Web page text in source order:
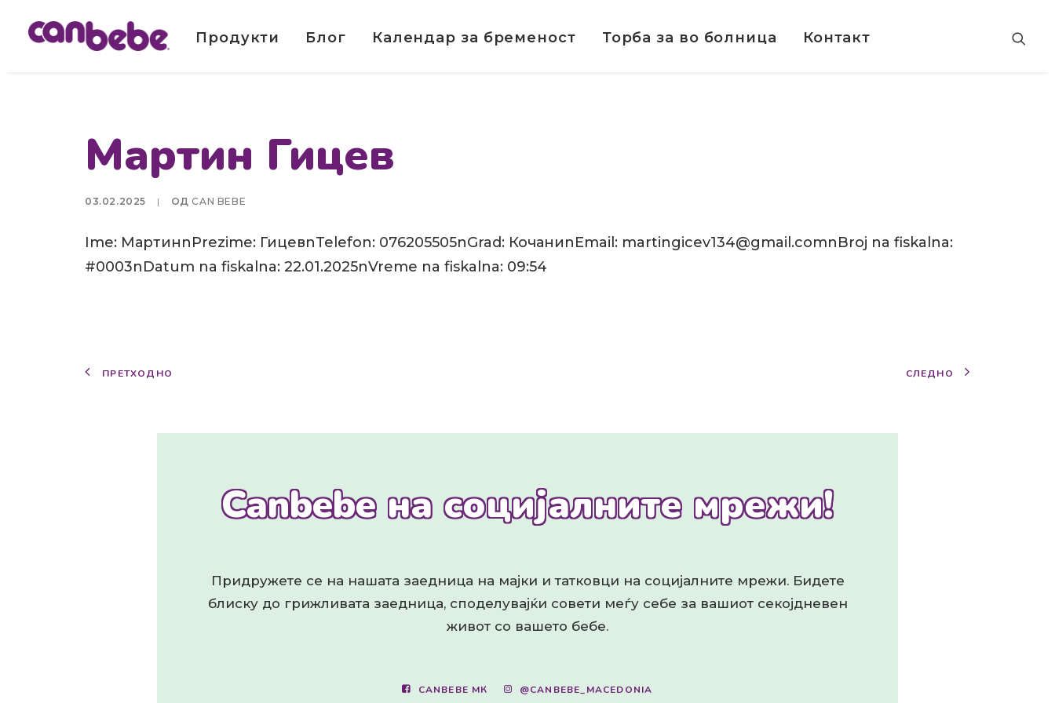
Продукти Блог Календар за бременост Торба за во болница Контакт
Мартин Гицев
03.02.2025 | ОД CAN BEBE
Ime: МартинnPrezime: ГицевnTelefon: 076205505nGrad: КочаниnEmail: martingicev134@gmail.comnBroj na fiskalna:
#0003nDatum na fiskalna: 22.01.2025nVreme na fiskalna: 09:54
ПРЕТХОДНО СЛЕДНО
Canbebe на социјалните мрежи!
Придружете се на нашата заедница на мајки и татковци на социјалните мрежи. Бидете
блиску до грижливата заедница, споделувајќи совети меѓу себе за вашиот секојдневен
живот со вашето бебе.
CANBEBE МК @CANBEBE_MACEDONIA